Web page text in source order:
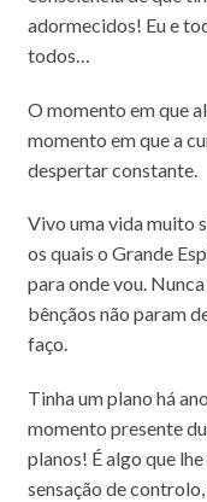
adormecidos! Eu e
todos…
O momento em que
momento em que a
despertar constante.
Vivo uma vida muito
os quais o Grande
para onde vou.
bênçãos não param
faço.
Tinha um plano há
momento presente
planos! É algo que
sensação de